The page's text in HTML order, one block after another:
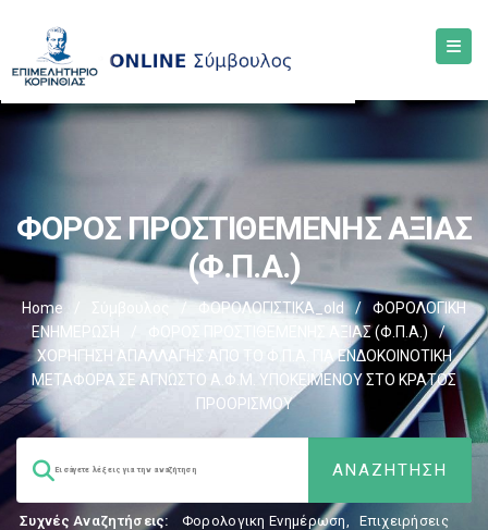
ΦΟΡΟΣ ΠΡΟΣΤΙΘΕΜΕΝΗΣ ΑΞΙΑΣ
(Φ.Π.Α.)
Home Σύμβουλος / ΦΟΡΟΛΟΓΙΣΤΙΚΑ_old /
ΦΟΡΟΛΟΓΙΚΗ
ΕΝΗΜΕΡΩΣΗ
ΦΟΡΟΣ ΠΡΟΣΤΙΘΕΜΕΝΗΣ ΑΞΙΑΣ (Φ.Π.Α.)
/
ΧΟΡΗΓΗΣΗ ΑΠΑΛΛΑΓΗΣ ΑΠΟ ΤΟ Φ.Π.Α. ΓΙΑ ΕΝΔΟΚΟΙΝΟΤΙΚΗ
ΜΕΤΑΦΟΡΑ ΣΕ ΑΓΝΩΣΤΟ Α.Φ.Μ. ΥΠΟΚΕΙΜΕΝΟΥ ΣΤΟ ΚΡΑΤΟΣ
ΠΡΟΟΡΙΣΜΟΥ
Συχνές Αναζητήσεις: Φορολογικη Ενημέρωση, Επιχειρήσεις